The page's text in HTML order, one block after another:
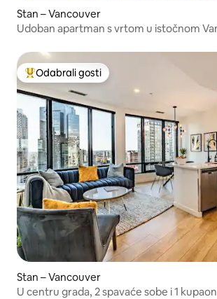
Stan – Vancouver
Udoban apartman s vrtom u istočnom
Među najviše rangiranima s oznakom
Odabrali gosti
Stan – Vancouver
U centru grada, 2 spavaće sobe i 1